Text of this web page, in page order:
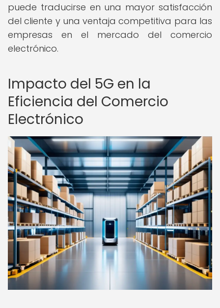
puede traducirse en una mayor satisfacción
del cliente y una ventaja competitiva para las
empresas en el mercado del comercio
electrónico.
Impacto del 5G en la
Eficiencia del Comercio
Electrónico